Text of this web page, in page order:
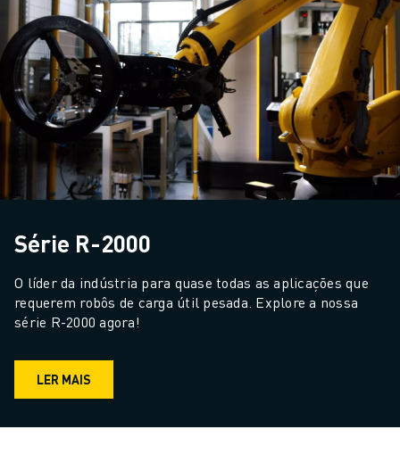
Série R-2000
O líder da indústria para quase todas as aplicações que
requerem robôs de carga útil pesada. Explore a nossa
série R-2000 agora!
LER MAIS